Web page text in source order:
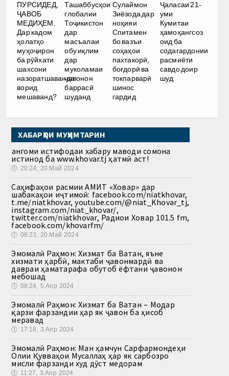
ПУРСИДЕД,
ҶАВОБ
МЕДИҲЕМ.
Дар кадом
ҳолатҳо
муҳоҷирон
ба рӯйхати
шахсони
назоратшаванда
ворид
мешаванд?
Ташаббусҳои
глобалии
Тоҷикистон
дар
масъалаи
обу иқлим
дар
муколамаи
ҷавонон
баррасӣ
шуданд
Сулаймон
Зиёзода дар
ноҳияи
Спитамен
бо вазъи
соҳаҳои
пахтакорӣ,
боғдорӣ ва
токпарварӣ
шинос
гардид
Ҷаласаи 21-
уми
Кумитаи
ҳамоҳангсоз
оид ба
содагардонии
расмиёти
савдо доир
шуд
ХАБАРҲОИ МУҲИМТАРИН
Ҳангоми истифодаи хабару маводи сомона
истинод ба www.khovar.tj ҳатмӣ аст!
🕔 20:24, 20.Май 2024
Саҳифаҳои расмии АМИТ «Ховар» дар
шабакаҳои иҷтимоӣ: facebook.com/niatkhovar,
t.me/niatkhovar, youtube.com/@niat_Khovar_tj,
instagram.com/niat_khovar/,
twitter.com/niatkhovar, Радиои Ховар 101.5 fm,
facebook.com/khovarfm/
🕔 08:23, 20.Май 2024
Эмомалӣ Раҳмон: Хизмат ба Ватан, яъне
хизмати ҳарбӣ, мактаби ҷавонмардӣ ва
давраи ҳаматарафа обутоб ёфтани ҷавонон
мебошад
🕔 08:24, 5.Апр 2024
Эмомалӣ Раҳмон: Хизмат ба Ватан – Модар
қарзи фарзандии ҳар як ҷавон ба ҳисоб
меравад
🕔 17:18, 3.Апр 2024
Эмомалӣ Раҳмон: Ман ҳамчун Сарфармондеҳи
Олии Қувваҳои Мусаллаҳ ҳар як сарбозро
мисли фарзанди худ дӯст медорам
🕔 11:27, 3.Апр 2024